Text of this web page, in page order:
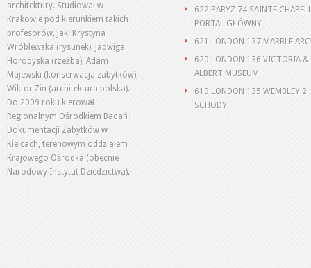
architektury. Studiował w
Krakowie pod kierunkiem takich
profesorów, jak: Krystyna
Wróblewska (rysunek), Jadwiga
Horodyska (rzeźba), Adam
Majewski (konserwacja zabytków),
Wiktor Zin (architektura polska).
Do 2009 roku kierował
Regionalnym Ośrodkiem Badań i
Dokumentacji Zabytków w
Kielcach, terenowym oddziałem
Krajowego Ośrodka (obecnie
Narodowy Instytut Dziedzictwa).
622 PARYŻ 74 SAINTE
PORTAL GŁÓWNY
621 LONDON 137 MARBLE
620 LONDON 136 VICTORIA &
ALBERT MUSEUM
619 LONDON 135 WEMBLEY 2
SCHODY